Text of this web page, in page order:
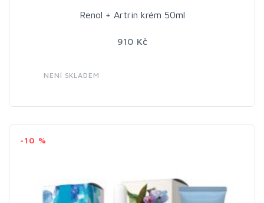
Renol + Artrin krém 50ml
910 Kč
NENÍ SKLADEM
-10 %